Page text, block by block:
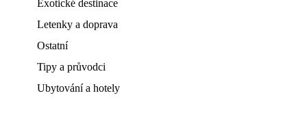
Exotické destinace
Letenky a doprava
Ostatní
Tipy a průvodci
Ubytování a hotely